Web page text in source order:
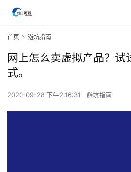
首页 避坑指南
网上怎么卖虚拟产品？试
式。
2020-09-28 下午2:16:31 避坑指南